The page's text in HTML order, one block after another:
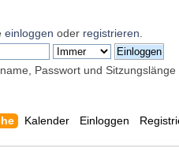
einloggen oder registrieren
Passwort und Sitzungslänge
Kalender Einloggen